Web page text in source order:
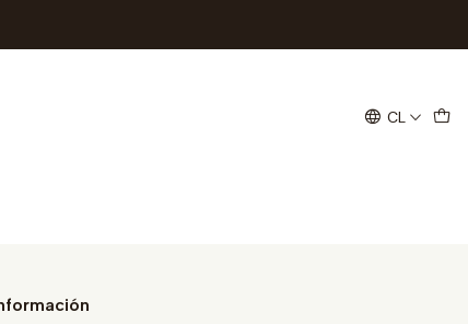
CL
toda la transacción se